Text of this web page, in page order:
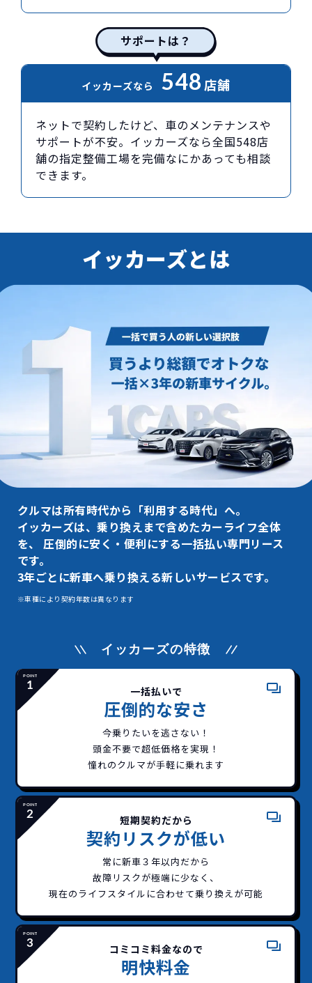
サポートは？
イッカーズなら 548店舗
ネットで契約したけど、車のメンテナンスや
サポートが不安。イッカーズなら全国548店
舗の指定整備工場を完備なにかあっても相談
できます。
イッカーズとは
クルマは所有時代から「利用する時代」へ。
イッカーズは、乗り換えまで含めたカーライフ全体
を、
圧倒的に安く・便利にする一括払い専門リース
です。
3年ごとに新車へ乗り換える新しいサービスです。
※車種により契約年数は異なります
イッカーズの特徴
一括払いで
圧倒的な安さ
今乗りたいを逃さない！
頭金不要で超低価格を実現！
憧れのクルマが手軽に乗れます
短期契約だから
契約リスクが低い
常に新車３年以内だから
故障リスクが極端に少なく、
現在のライフスタイルに合わせて乗り換えが可能
コミコミ料金なので
明快料金
どこよりも安くご契約いただけます！
イッカーズは高残価設定を実現！
短期間だから安心！
イッカーズなら短期リースでも安いんです！
一括払いで安心
イッカーズなら頭金・ボーナス払い・諸経費・税